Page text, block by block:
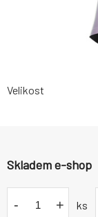
Velikost
Skladem e-shop
- + ks